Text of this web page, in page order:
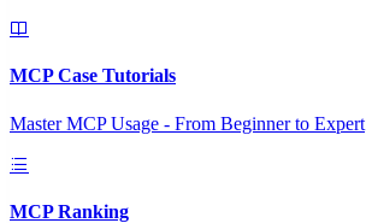
MCP Case Tutorials
Master MCP Usage - From Beginner to Expert
MCP Ranking